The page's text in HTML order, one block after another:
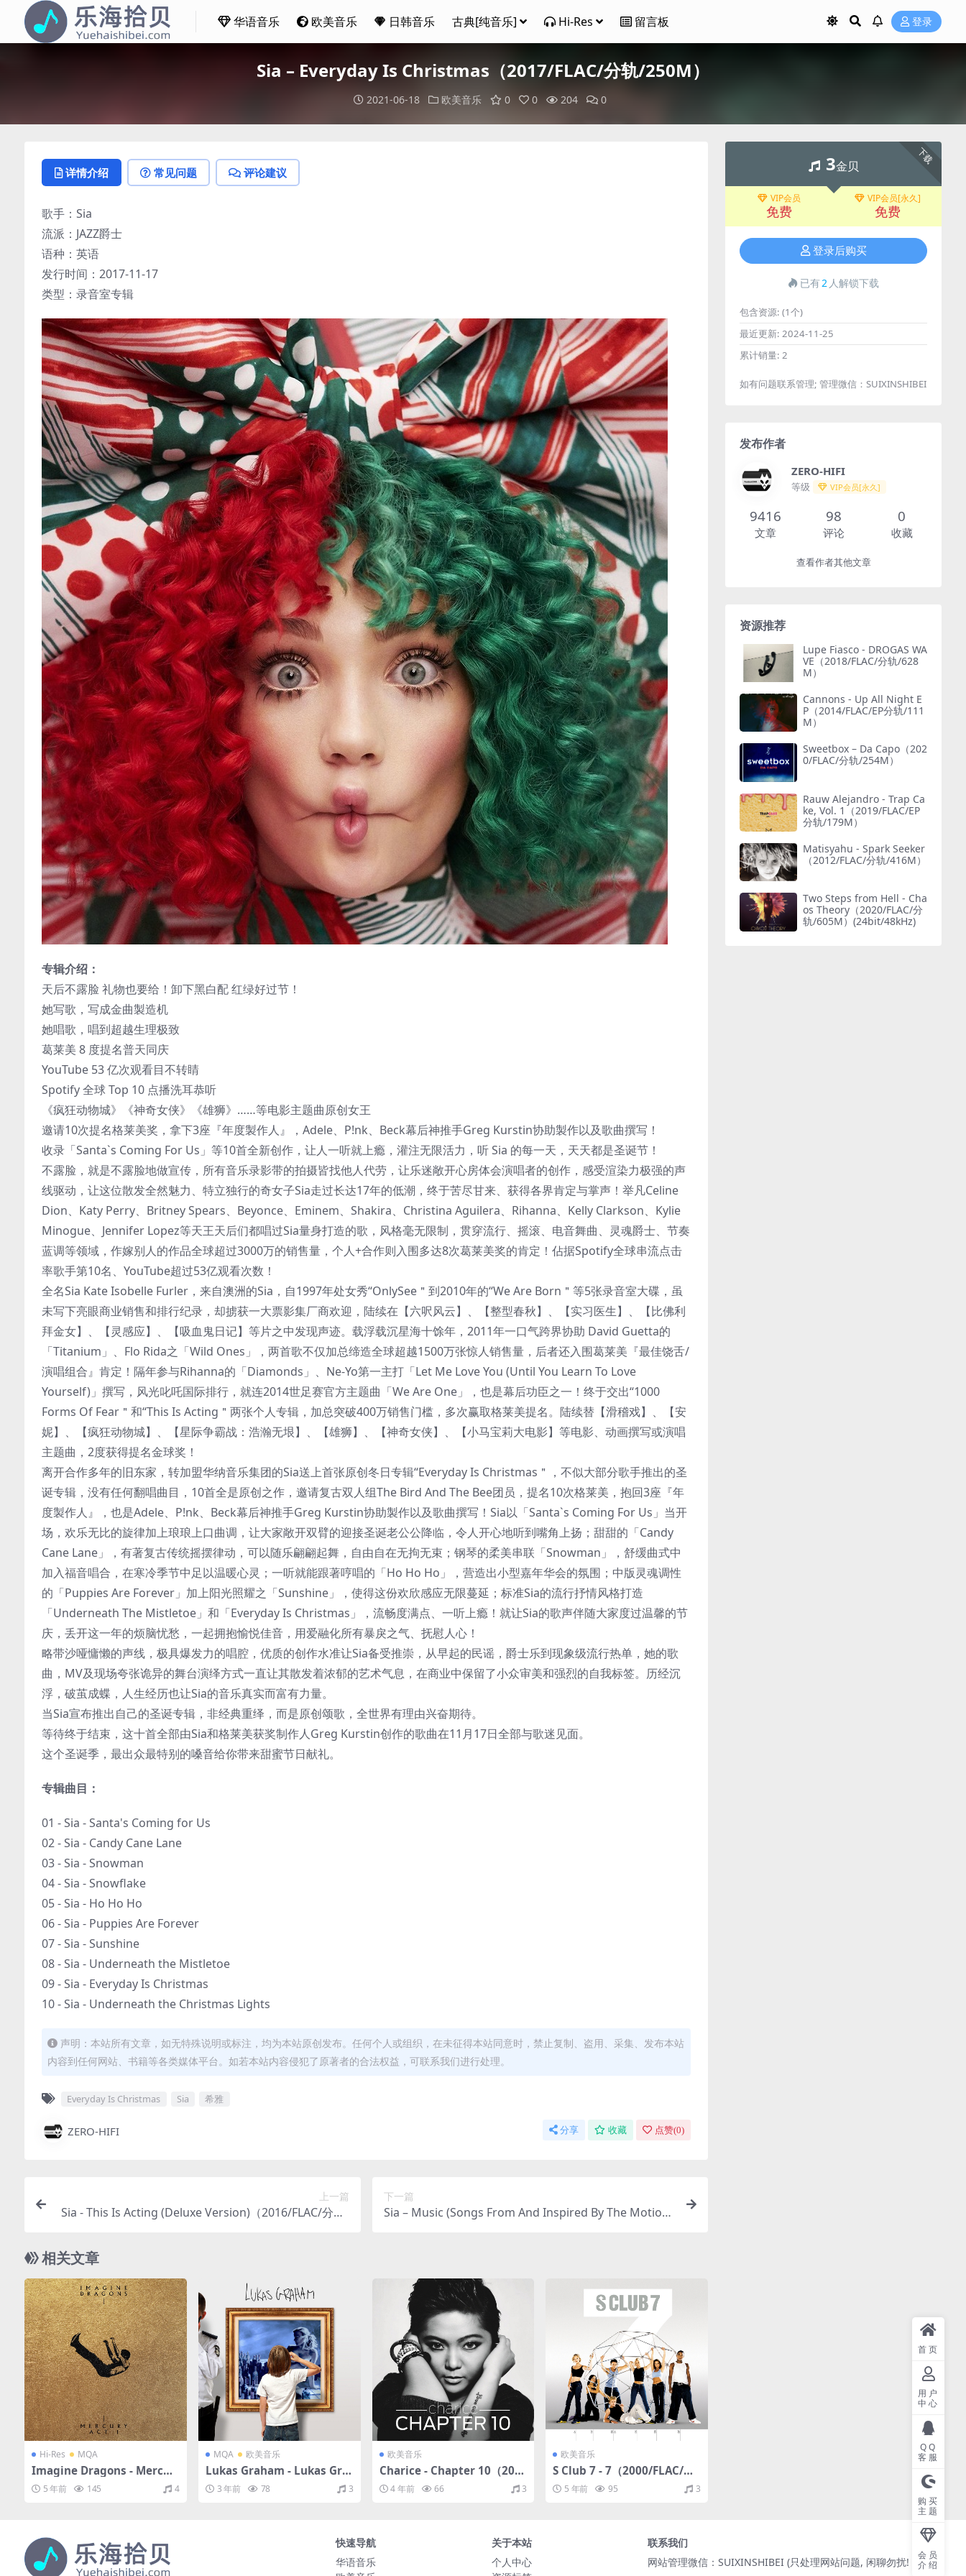
华语音乐 欧美音乐 日韩音乐 古典[纯音乐] Hi-Res 留言板 登录
Sia – Everyday Is Christmas（2017/FLAC/分轨/250M）
2021-06-18 欧美音乐 0 0 204 0
详情介绍 常见问题 评论建议
歌手：Sia
流派：JAZZ爵士
语种：英语
发行时间：2017-11-17
类型：录音室专辑
专辑介绍：
天后不露脸 礼物也要给！卸下黑白配 红绿好过节！
她写歌，写成金曲製造机
她唱歌，唱到超越生理极致
葛莱美 8 度提名普天同庆
YouTube 53 亿次观看目不转睛
Spotify 全球 Top 10 点播洗耳恭听
《疯狂动物城》《神奇女侠》《雄狮》……等电影主题曲原创女王
邀请10次提名格莱美奖，拿下3座『年度製作人』，Adele、P!nk、Beck幕后神推手Greg Kurstin协助製作以及歌曲撰写！
收录「Santa`s Coming For Us」等10首全新创作，让人一听就上瘾，灌注无限活力，听 Sia 的每一天，天天都是圣诞节！
不露脸，就是不露脸地做宣传，所有音乐录影带的拍摄皆找他人代劳，让乐迷敞开心房体会演唱者的创作，感受渲染力极强的声
线驱动，让这位散发全然魅力、特立独行的奇女子Sia走过长达17年的低潮，终于苦尽甘来、获得各界肯定与掌声！举凡Celine
Dion、Katy Perry、Britney Spears、Beyonce、Eminem、Shakira、Christina Aguilera、Rihanna、Kelly Clarkson、Kylie
Minogue、Jennifer Lopez等天王天后们都唱过Sia量身打造的歌，风格毫无限制，贯穿流行、摇滚、电音舞曲、灵魂爵士、节奏
蓝调等领域，作嫁别人的作品全球超过3000万的销售量，个人+合作则入围多达8次葛莱美奖的肯定！佔据Spotify全球串流点击
率歌手第10名、YouTube超过53亿观看次数！
全名Sia Kate Isobelle Furler，来自澳洲的Sia，自1997年处女秀“OnlySee＂到2010年的“We Are Born＂等5张录音室大碟，虽
未写下亮眼商业销售和排行纪录，却掳获一大票影集厂商欢迎，陆续在【六呎风云】、【整型春秋】、【实习医生】、【比佛利
拜金女】、【灵感应】、【吸血鬼日记】等片之中发现声迹。载浮载沉星海十馀年，2011年一口气跨界协助 David Guetta的
「Titanium」、Flo Rida之「Wild Ones」，两首歌不仅加总缔造全球超越1500万张惊人销售量，后者还入围葛莱美『最佳饶舌/
演唱组合』肯定！隔年参与Rihanna的「Diamonds」、Ne-Yo第一主打「Let Me Love You (Until You Learn To Love
Yourself)」撰写，风光叱吒国际排行，就连2014世足赛官方主题曲「We Are One」，也是幕后功臣之一！终于交出“1000
Forms Of Fear＂和“This Is Acting＂两张个人专辑，加总突破400万销售门槛，多次赢取格莱美提名。陆续替【滑稽戏】、【安
妮】、【疯狂动物城】、【星际争霸战：浩瀚无垠】、【雄狮】、【神奇女侠】、【小马宝莉大电影】等电影、动画撰写或演唱
主题曲，2度获得提名金球奖！
离开合作多年的旧东家，转加盟华纳音乐集团的Sia送上首张原创冬日专辑“Everyday Is Christmas＂，不似大部分歌手推出的圣
诞专辑，没有任何翻唱曲目，10首全是原创之作，邀请复古双人组The Bird And The Bee团员，提名10次格莱美，抱回3座『年
度製作人』，也是Adele、P!nk、Beck幕后神推手Greg Kurstin协助製作以及歌曲撰写！Sia以「Santa`s Coming For Us」当开
场，欢乐无比的旋律加上琅琅上口曲调，让大家敞开双臂的迎接圣诞老公公降临，令人开心地听到嘴角上扬；甜甜的「Candy
Cane Lane」，有著复古传统摇摆律动，可以随乐翩翩起舞，自由自在无拘无束；钢琴的柔美串联「Snowman」，舒缓曲式中
加入福音唱合，在寒冷季节中足以温暖心灵；一听就能跟著哼唱的「Ho Ho Ho」，营造出小型嘉年华会的氛围；中版灵魂调性
的「Puppies Are Forever」加上阳光照耀之「Sunshine」，使得这份欢欣感应无限蔓延；标准Sia的流行抒情风格打造
「Underneath The Mistletoe」和「Everyday Is Christmas」，流畅度满点、一听上瘾！就让Sia的歌声伴随大家度过温馨的节
庆，丢开这一年的烦脑忧愁，一起拥抱愉悦佳音，用爱融化所有暴戾之气、抚慰人心！
略带沙哑慵懒的声线，极具爆发力的唱腔，优质的创作水准让Sia备受推崇，从早起的民谣，爵士乐到现象级流行热单，她的歌
曲，MV及现场夸张诡异的舞台演绎方式一直让其散发着浓郁的艺术气息，在商业中保留了小众审美和强烈的自我标签。历经沉
浮，破茧成蝶，人生经历也让Sia的音乐真实而富有力量。
当Sia宣布推出自己的圣诞专辑，非经典重绎，而是原创颂歌，全世界有理由兴奋期待。
等待终于结束，这十首全部由Sia和格莱美获奖制作人Greg Kurstin创作的歌曲在11月17日全部与歌迷见面。
这个圣诞季，最出众最特别的嗓音给你带来甜蜜节日献礼。
专辑曲目：
01 - Sia - Santa's Coming for Us
02 - Sia - Candy Cane Lane
03 - Sia - Snowman
04 - Sia - Snowflake
05 - Sia - Ho Ho Ho
06 - Sia - Puppies Are Forever
07 - Sia - Sunshine
08 - Sia - Underneath the Mistletoe
09 - Sia - Everyday Is Christmas
10 - Sia - Underneath the Christmas Lights
声明：本站所有文章，如无特殊说明或标注，均为本站原创发布。任何个人或组织，在未征得本站同意时，禁止复制、盗用、采集、发布本站
内容到任何网站、书籍等各类媒体平台。如若本站内容侵犯了原著者的合法权益，可联系我们进行处理。
Everyday Is Christmas Sia 希雅
ZERO-HIFI 分享 收藏 点赞(0)
上一篇
Sia - This Is Acting (Deluxe Version)（2016/FLAC/分轨/
下一篇
Sia – Music (Songs From And Inspired By The Motion
相关文章
Hi-Res MQA
Imagine Dragons - Mercur
y - Act 1（2021/FLAC/分轨/5
00M）(MQA/24bit/44.1kHz)
5 年前 145 4
MQA 欧美音乐
Lukas Graham - Lukas Gra
ham（2016/FLAC/分轨/265
M）(MQA/16bit/44.1kHz)
3 年前 78 3
欧美音乐
Charice - Chapter 10（201
3/FLAC/分轨/334M）
4 年前 66 3
欧美音乐
S Club 7 - 7（2000/FLAC/分
轨/370M）
5 年前 95 3
下载
3金贝
VIP会员
免费
VIP会员[永久]
免费
登录后购买
已有2 人解锁下载
包含资源: (1个)
最近更新: 2024-11-25
累计销量: 2
如有问题联系管理; 管理微信：SUIXINSHIBEI
发布作者
ZERO-HIFI
等级 VIP会员[永久]
9416
文章
98
评论
0
收藏
查看作者其他文章
资源推荐
Lupe Fiasco - DROGAS WA
VE（2018/FLAC/分轨/628
M）
Cannons - Up All Night E
P（2014/FLAC/EP分轨/111
M）
Sweetbox – Da Capo（202
0/FLAC/分轨/254M）
Rauw Alejandro - Trap Ca
ke, Vol. 1（2019/FLAC/EP
分轨/179M）
Matisyahu - Spark Seeker
（2012/FLAC/分轨/416M）
Two Steps from Hell - Cha
os Theory（2020/FLAC/分
轨/605M）(24bit/48kHz)
快速导航
华语音乐
关于本站
个人中心
联系我们
网站管理微信：SUIXINSHIBEI (只处理网站问题, 闲聊勿扰! )
首页
用户
中心
QQ
客服
购买
主题
会员
介绍